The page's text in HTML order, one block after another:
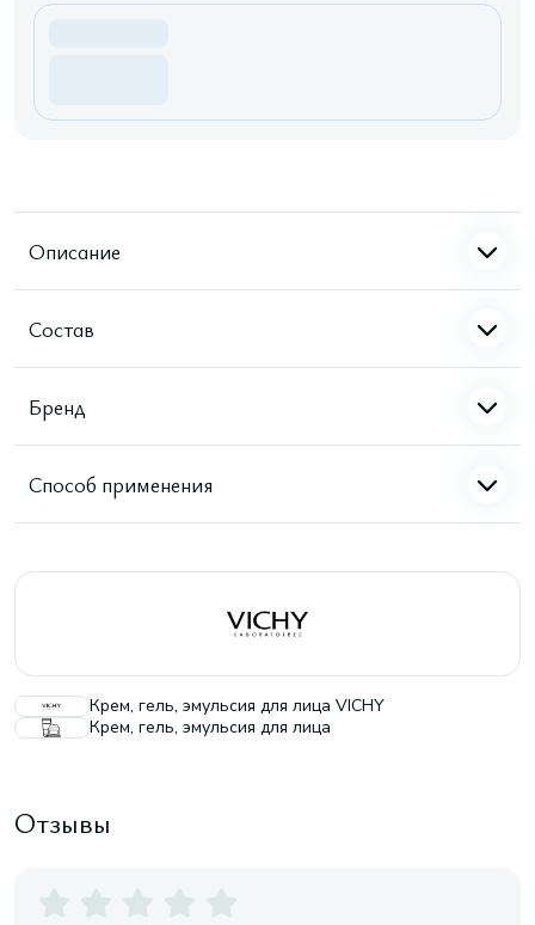
Описание
Состав
Бренд
Способ применения
Крем, гель, эмульсия для лица VICHY
Крем, гель, эмульсия для лица
Отзывы